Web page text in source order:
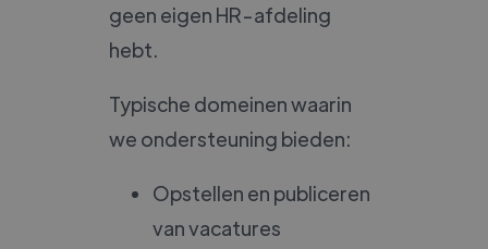
geen eigen HR-afdeling
hebt.
Typische domeinen waarin
we ondersteuning bieden:
Opstellen en publiceren
van vacatures